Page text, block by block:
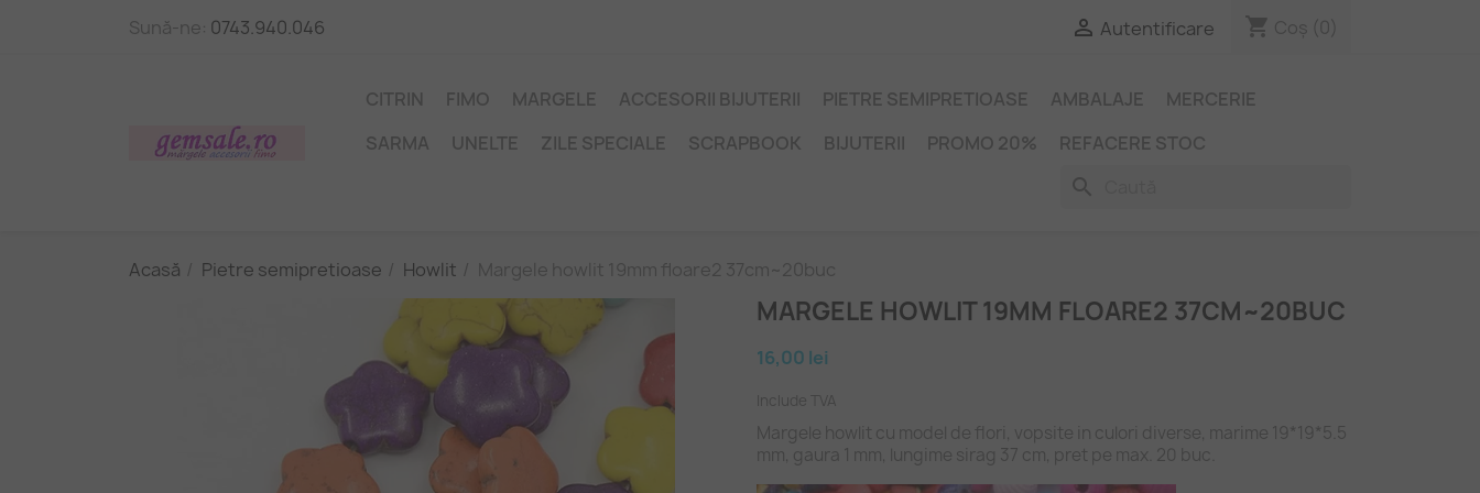
Sună-ne: 0743.940.046  Autentificare shopping_cart Coș (0)
CITRIN FIMO MARGELE ACCESORII BIJUTERII PIETRE SEMIPRETIOASE AMBALAJE
MERCERIE
SARMA
UNELTE ZILE SPECIALE SCRAPBOOK BIJUTERII PROMO 20% REFACERE STOC
search
Acasă Pietre semipretioase Howlit Margele howlit 19mm floare2 37cm~20buc
MARGELE HOWLIT 19MM FLOARE2 37CM~20BUC
16,00 lei
Include TVA
Margele howlit cu model de flori, vopsite in culori diverse, marime 19*19*5.5
mm, gaura 1 mm, lungime sirag 37 cm, pret pe max. 20 buc.